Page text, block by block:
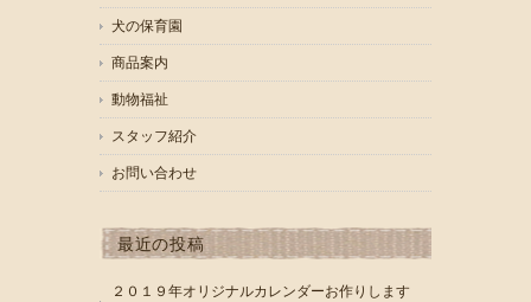
犬の保育園
商品案内
動物福祉
スタッフ紹介
お問い合わせ
最近の投稿
２０１９年オリジナルカレンダーお作りします